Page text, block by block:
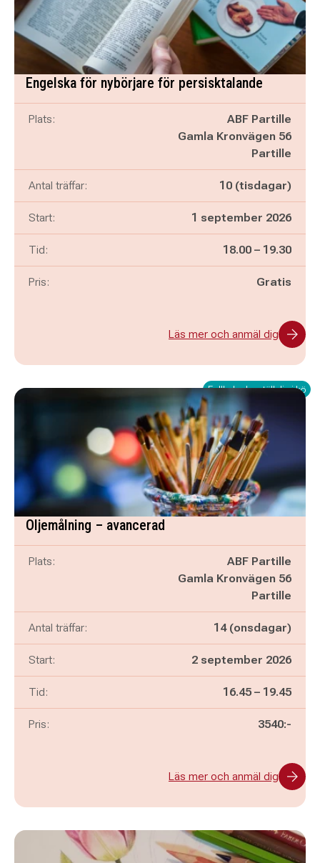
Engelska för nybörjare för persisktalande
Plats:
ABF Partille
Gamla Kronvägen 56
Partille
Antal träffar: 10 (tisdagar)
Start: 1 september 2026
Tid: Pågår mellan
18.00 – och
19.30
Pris: Gratis
Läs mer och anmäl dig
Fullbokad – ställ dig i kö
Oljemålning – avancerad
Plats:
ABF Partille
Gamla Kronvägen 56
Partille
Antal träffar: 14 (onsdagar)
Start: 2 september 2026
Tid: Pågår mellan
16.45 – och
19.45
Pris: 3540:-
Läs mer och anmäl dig